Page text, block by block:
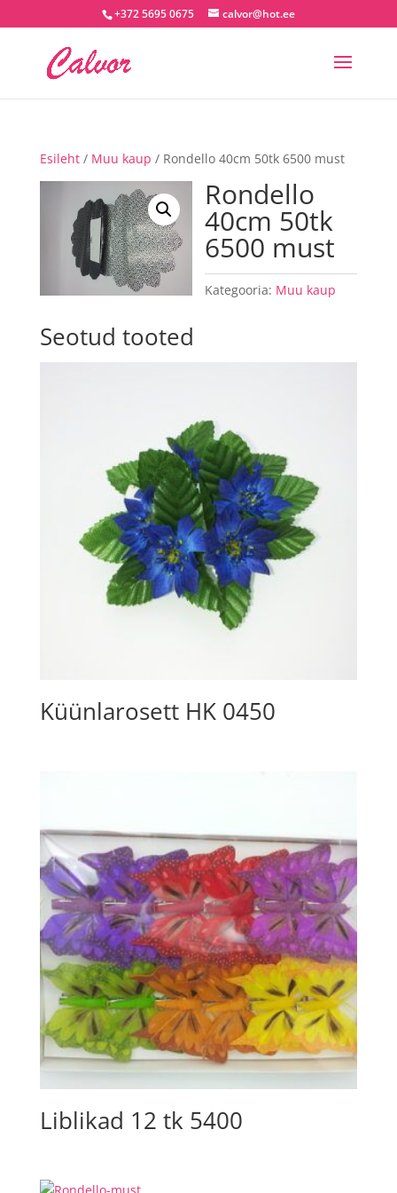
+372 5695 0675 calvor@hot.ee
Esileht/ Muu kaup / Rondello 40cm 50tk 6500 must
Rondello
40cm 50tk
6500 must
Kategooria: Muu kaup
Seotud tooted
Küünlarosett HK 0450
Liblikad 12 tk 5400